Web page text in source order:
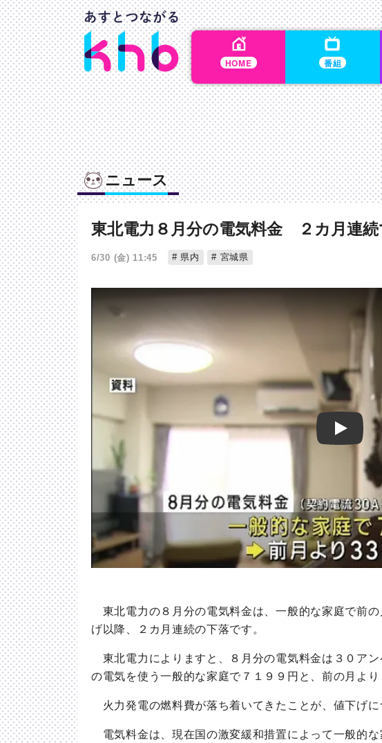
HOME 番組
ニュース
東北電力８月分の電気料金 ２カ月連続
6/30 (金) 11:45 県内 宮城県
Play
東北電力の８月分の電気料金は、一般的な家庭で前
げ以降、２カ月連続の下落です。
東北電力によりますと、８月分の電気料金は３０ア
の電気を使う一般的な家庭で７１９９円と、前の月より
火力発電の燃料費が落ち着いてきたことが、値下げに
電気料金は、現在国の激変緩和措置によって一般的